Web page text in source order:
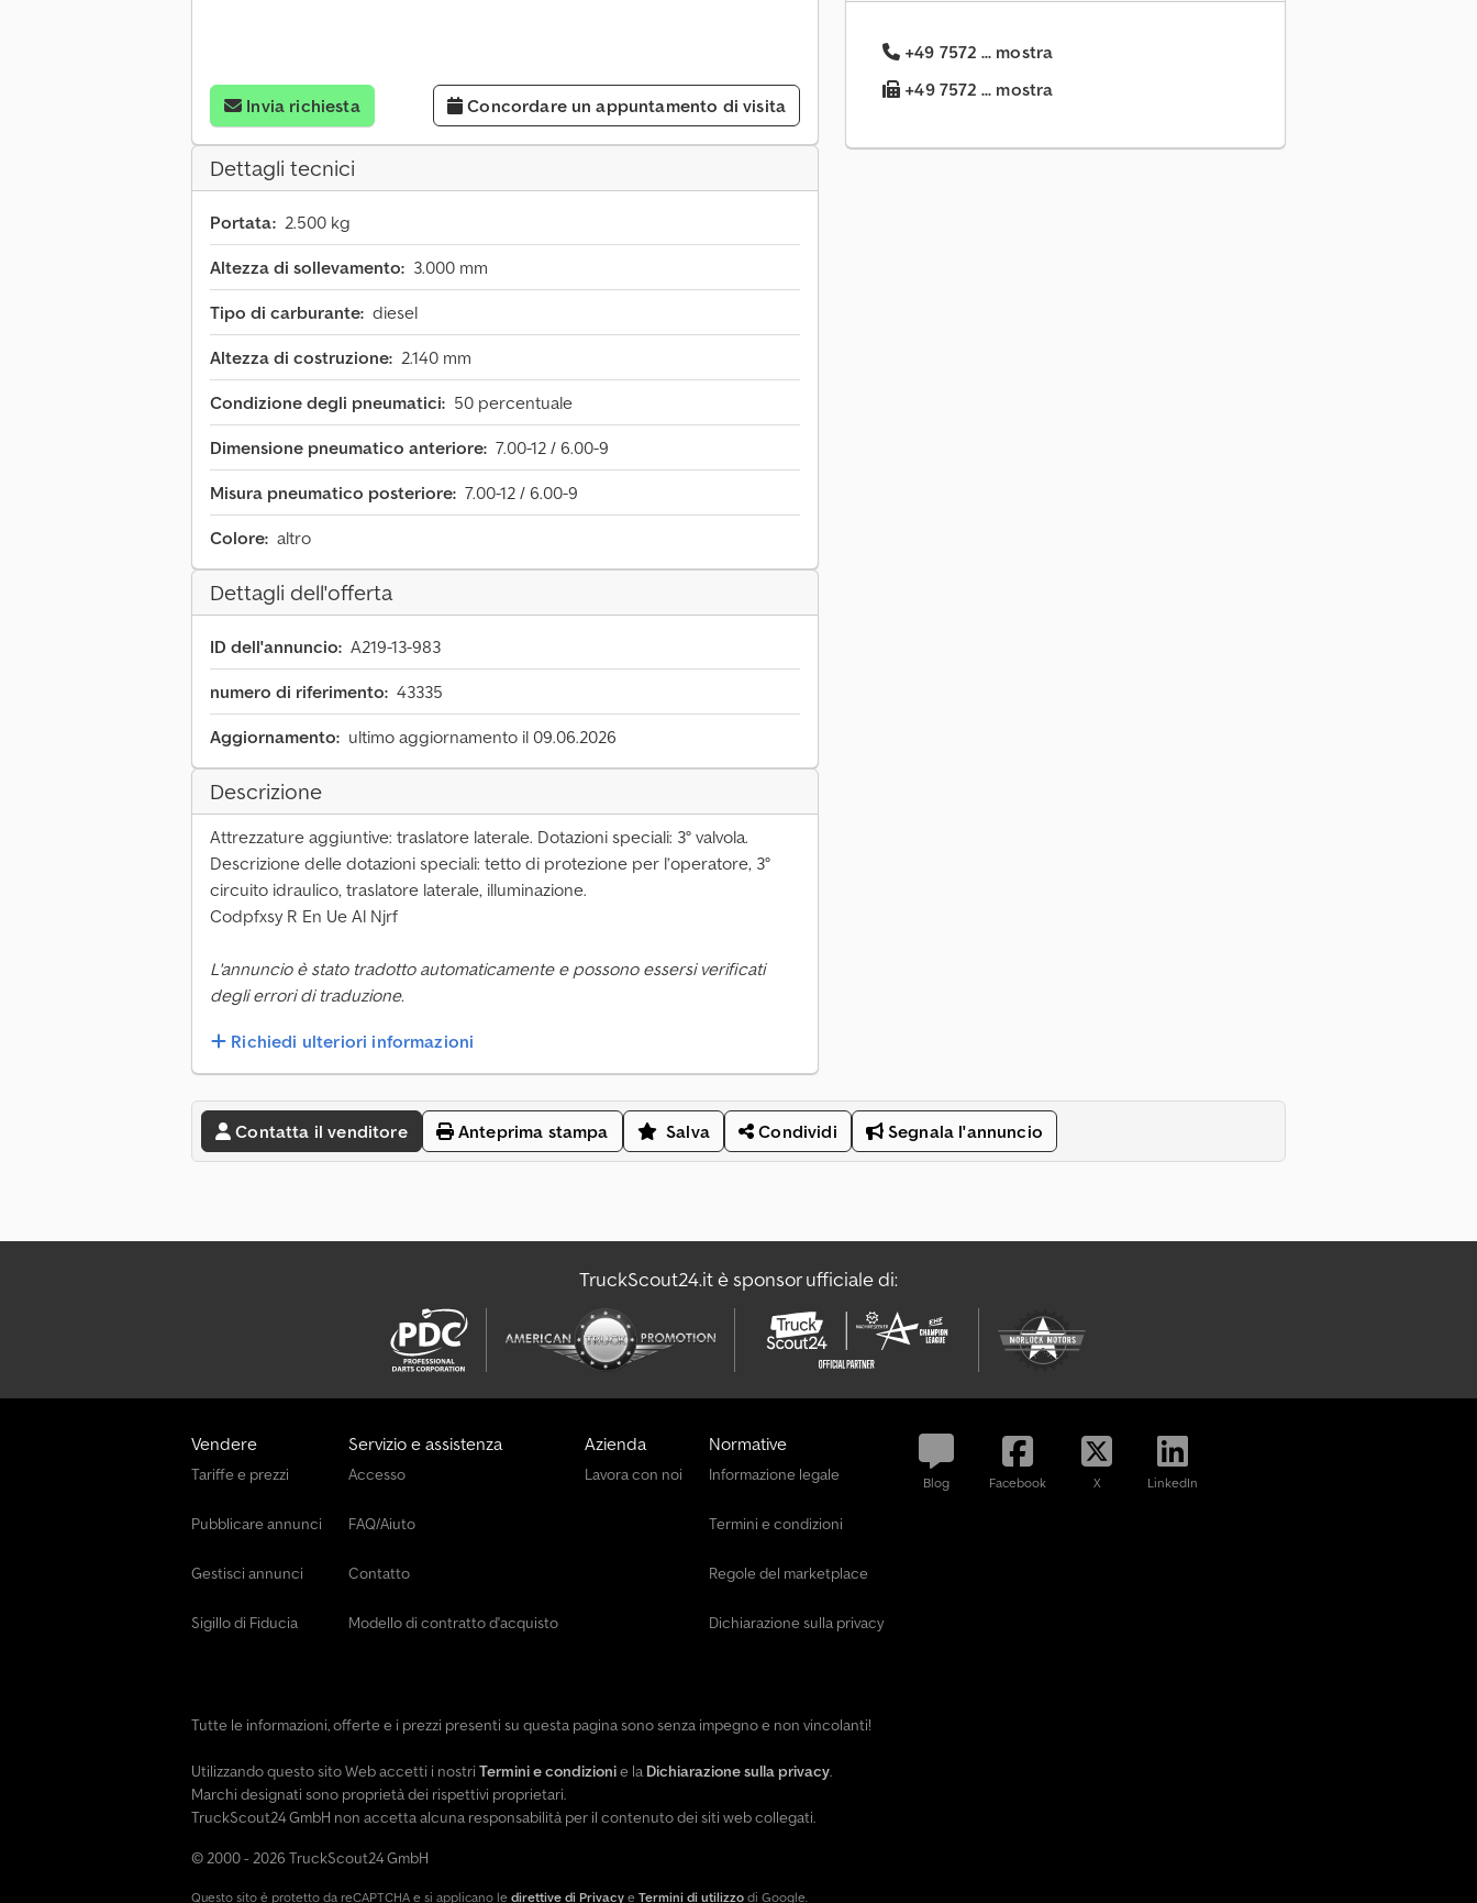
Invia richiesta Concordare un appuntamento di visita
Dettagli tecnici
Portata: 2.500 kg
Altezza di sollevamento: 3.000 mm
Tipo di carburante: diesel
Altezza di costruzione: 2.140 mm
Condizione degli pneumatici: 50 percentuale
Dimensione pneumatico anteriore: 7.00-12 / 6.00-9
Misura pneumatico posteriore: 7.00-12 / 6.00-9
Colore: altro
Dettagli dell'offerta
ID dell'annuncio: A219-13-983
numero di riferimento: 43335
Aggiornamento: ultimo aggiornamento il 09.06.2026
Descrizione
Attrezzature aggiuntive: traslatore laterale. Dotazioni speciali: 3° valvola.
Descrizione delle dotazioni speciali: tetto di protezione per l’operatore, 3°
circuito idraulico, traslatore laterale, illuminazione.
Codpfxsy R En Ue Al Njrf
L'annuncio è stato tradotto automaticamente e possono essersi verificati
degli errori di traduzione.
Richiedi ulteriori informazioni
+49 7572 ... mostra
+49 7572 ... mostra
Contatta il venditore Anteprima stampa Salva Condividi Segnala l'annuncio
TruckScout24.it è sponsor ufficiale di:
Vendere
Tariffe e prezzi
Pubblicare annunci
Gestisci annunci
Sigillo di Fiducia
Servizio e assistenza
Accesso
FAQ/Aiuto
Contatto
Modello di contratto d'acquisto
Azienda
Lavora con noi
Normative
Informazione legale
Termini e condizioni
Regole del marketplace
Dichiarazione sulla privacy
Blog Facebook X LinkedIn
Tutte le informazioni, offerte e i prezzi presenti su questa pagina sono senza impegno e non vincolanti!
Utilizzando questo sito Web accetti i nostri Termini e condizionie la Dichiarazione sulla privacy.
Marchi designati sono proprietà dei rispettivi proprietari.
TruckScout24 GmbH non accetta alcuna responsabilità per il contenuto dei siti web collegati.
© 2000 - 2026 TruckScout24 GmbH
Questo sito è protetto da reCAPTCHA e si applicano le direttive di Privacy e Termini di utilizzo di Google.